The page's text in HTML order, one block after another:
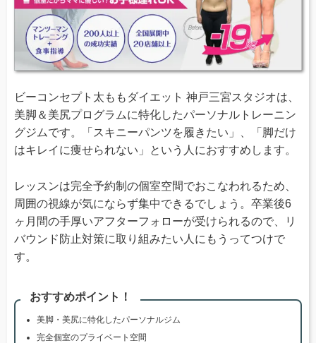
ビーコンセプト太ももダイエット 神戸三宮スタジオは、
美脚＆美尻プログラムに特化したパーソナルトレーニン
グジムです。「スキニーパンツを履きたい」、「脚だけ
はキレイに痩せられない」という人におすすめします。
レッスンは完全予約制の個室空間でおこなわれるため、
周囲の視線が気にならず集中できるでしょう。卒業後6
ヶ月間の手厚いアフターフォローが受けられるので、リ
バウンド防止対策に取り組みたい人にもうってつけで
す。
おすすめポイント！
美脚・美尻に特化したパーソナルジム
完全個室のプライベート空間